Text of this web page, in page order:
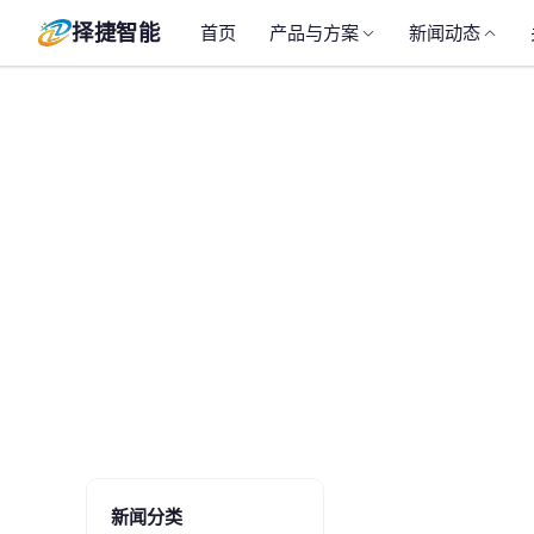
择捷智能 首页 产品与方案 新闻动态
新闻分类